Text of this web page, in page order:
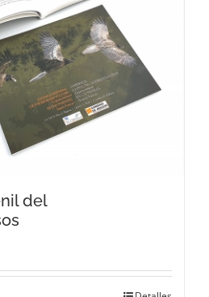
del